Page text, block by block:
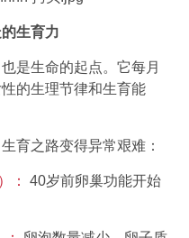
生育力
是生命的起点。它每月
的生理节律和生育能
育之路变得异常艰难：
：
40岁前卵巢功能开始